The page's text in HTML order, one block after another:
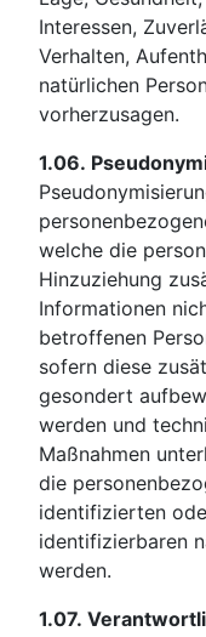
Interessen,
Verhalten,
natürlichen
vorherzusagen.
1.06.
welche die
Hinzuziehung
Informationen
betroffenen
sofern diese
gesondert
werden und
Maßnahmen
die
identifizierten
identifizierbaren
werden.
1.07.